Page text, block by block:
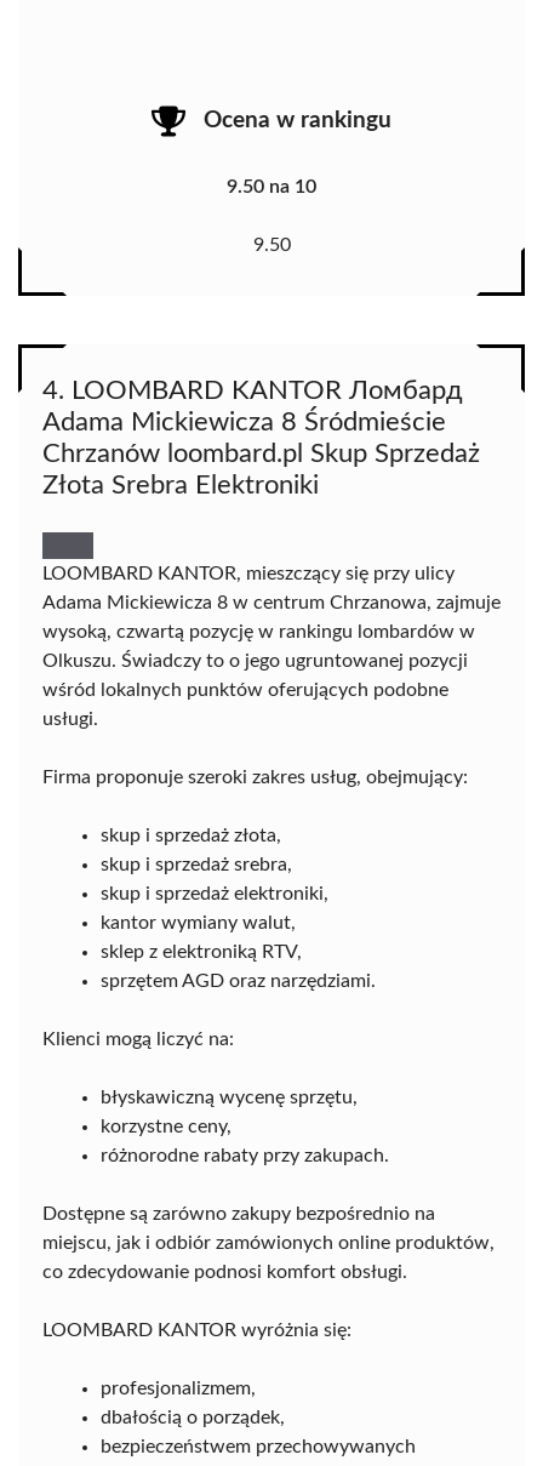
Ocena w rankingu
9.50 na 10
9.50
4. LOOMBARD KANTOR Ломбард
Adama Mickiewicza 8 Śródmieście
Chrzanów loombard.pl Skup Sprzedaż
Złota Srebra Elektroniki
LOOMBARD KANTOR, mieszczący się przy ulicy
Adama Mickiewicza 8 w centrum Chrzanowa, zajmuje
wysoką, czwartą pozycję w rankingu lombardów w
Olkuszu. Świadczy to o jego ugruntowanej pozycji
wśród lokalnych punktów oferujących podobne
usługi.
Firma proponuje szeroki zakres usług, obejmujący:
skup i sprzedaż złota,
skup i sprzedaż srebra,
skup i sprzedaż elektroniki,
kantor wymiany walut,
sklep z elektroniką RTV,
sprzętem AGD oraz narzędziami.
Klienci mogą liczyć na:
błyskawiczną wycenę sprzętu,
korzystne ceny,
różnorodne rabaty przy zakupach.
Dostępne są zarówno zakupy bezpośrednio na
miejscu, jak i odbiór zamówionych online produktów,
co zdecydowanie podnosi komfort obsługi.
LOOMBARD KANTOR wyróżnia się:
profesjonalizmem,
dbałością o porządek,
bezpieczeństwem przechowywanych